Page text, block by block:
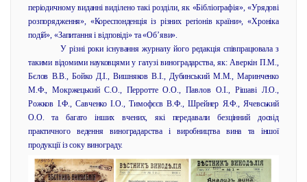
періодичному виданні виділено такі розділи, як «Бібліографія», «Урядові
розпорядження», «Кореспонденція із різних регіонів країни», «Хроніка
подій», «Запитання і відповіді» та «Об’яви».
У різні роки існування журналу його редакція співпрацювала з
такими відомими науковцями у галузі виноградарства, як: Аверкін П.М.,
Бєлов В.В., Бойко Д.І., Вишняков В.І., Дубинський М.М., Маринченко
М.Ф., Мокржецький С.О., Перротте О.О., Павлов О.І., Рішаві Л.О.,
Рожков І.Ф., Савченко І.О., Тимофєєв В.Ф., Шрейнер Я.Ф., Ячевський
О.О. та багато інших вчених, які передавали безцінний досвід
практичного ведення виноградарства і виробництва вина та іншої
продукції із соку винограду.